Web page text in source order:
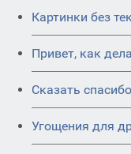
Картинки без
Привет, как
Сказать спасибо
Угощения для